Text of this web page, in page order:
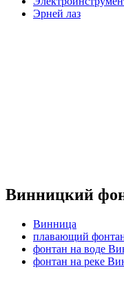
Эрней лаз
Винницкий
Винница
плавающий
фонтан на воде
фонтан на реке